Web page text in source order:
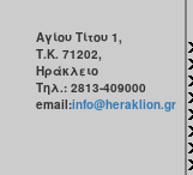
Αγίου Τίτου 1,
Τ.Κ. 71202,
Ηράκλειο
Τηλ.: 2813-409000
email:info@heraklion.gr